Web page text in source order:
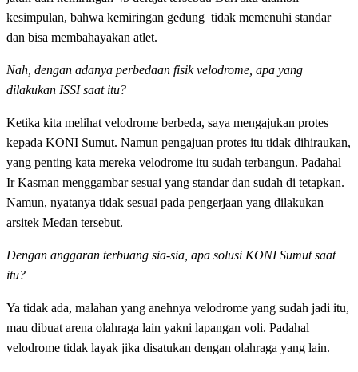
kesimpulan, bahwa kemiringan gedung tidak memenuhi standar
dan bisa membahayakan atlet.
Nah, dengan adanya perbedaan fisik velodrome, apa yang
dilakukan ISSI saat itu?
Ketika kita melihat velodrome berbeda, saya mengajukan protes
kepada KONI Sumut. Namun pengajuan protes itu tidak dihiraukan,
yang penting kata mereka velodrome itu sudah terbangun. Padahal
Ir Kasman menggambar sesuai yang standar dan sudah di tetapkan.
Namun, nyatanya tidak sesuai pada pengerjaan yang dilakukan
arsitek Medan tersebut.
Dengan anggaran terbuang sia-sia, apa solusi KONI Sumut saat
itu?
Ya tidak ada, malahan yang anehnya velodrome yang sudah jadi itu,
mau dibuat arena olahraga lain yakni lapangan voli. Padahal
velodrome tidak layak jika disatukan dengan olahraga yang lain.